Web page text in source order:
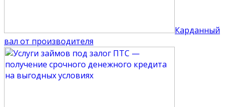
Карданный
вал от производителя